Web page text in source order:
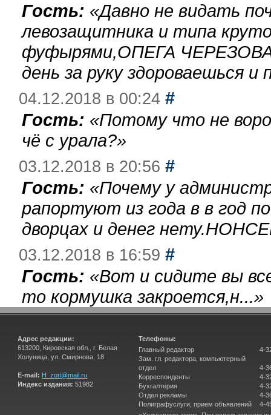
Гость: «Давно не видать
левозащитника и типа
фуфырями,ОПЕГА
день за руку здороваешься
04.12.2018 в 00:24 #
Гость: «Потому что не
чё с урала?»
03.12.2018 в 20:56 #
Гость: «Почему у
рапортуют из года в в год
дворцах и денег
03.12.2018 в 16:59 #
Гость: «Вот и сидите вы
то кормушка закроется,н...»
Адрес редакции:
613200, Кировская обл., г. Белая
Холуница, ул. Смирнова, 18
E-mail: H_zori@mail.ru
Индекс издания: 51982
Телефоны:
Главный редактор
Зам. гл. редактора, компьютерный
отдел
Корреспонденты
Бухгалтерия
Отдел рекламы
Полиграфуслуги, прием объявлений
4-
4-
4-
4-
4-
4-